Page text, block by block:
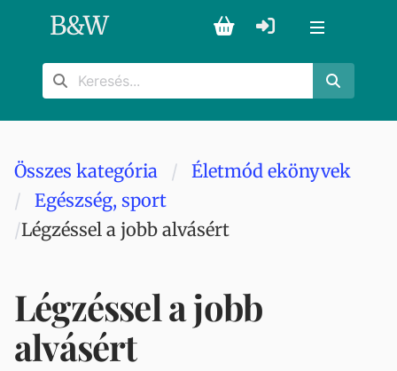
B&W
Összes kategória
Életmód ekönyvek
Egészség, sport
Légzéssel a jobb alvásért
Légzéssel a jobb
alvásért